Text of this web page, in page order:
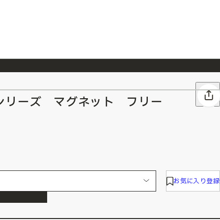
7/23 『ONE PIECE magazine 021 ONE PIECEカード付き同梱版』発売延期のご案内
リーズ マグネット フリー
お気に入り登録